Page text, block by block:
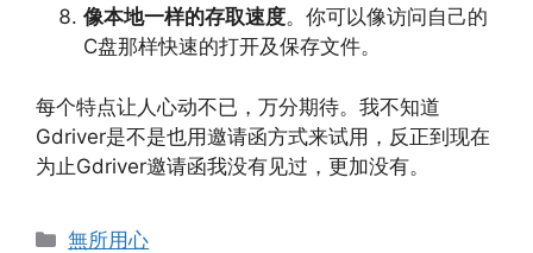
像本地一样的存取速度。你可以像访问自己的
C盘那样快速的打开及保存文件。
每个特点让人心动不已，万分期待。我不知道
Gdriver是不是也用邀请函方式来试用，反正到现在
为止Gdriver邀请函我没有见过，更加没有。
Categories
無所用心